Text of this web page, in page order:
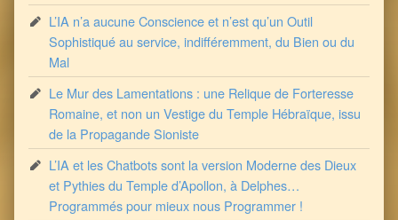
L’IA n’a aucune Conscience et n’est qu’un Outil
Sophistiqué au service, indifféremment, du Bien ou du
Mal
Le Mur des Lamentations : une Relique de Forteresse
Romaine, et non un Vestige du Temple Hébraïque, issu
de la Propagande Sioniste
L’IA et les Chatbots sont la version Moderne des Dieux
et Pythies du Temple d’Apollon, à Delphes…
Programmés pour mieux nous Programmer !